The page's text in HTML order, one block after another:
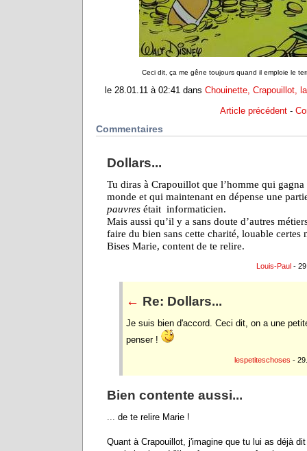
Ceci dit, ça me gêne toujours quand il emploie le
le 28.01.11 à 02:41 dans Chouinette, Crapouillot,
Article précédent -
Commentaires
Dollars...
Tu diras à Crapouillot que l’homme qui
monde et qui maintenant en dépense une
pauvresétait informaticien.
Mais aussi qu’il y a sans doute d’autres
faire du bien sans cette charité, louable certes
Bises Marie, content de te relire.
Louis-Paul -
← Re: Dollars...
Je suis bien d'accord. Ceci dit, on a une
penser !
lespetiteschoses -
Bien contente aussi...
... de te relire Marie !
Quant à Crapouillot, j'imagine que tu lui as déjà